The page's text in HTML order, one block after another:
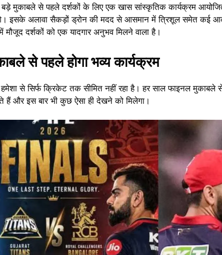
मुकाबले से पहले दर्शकों के लिए एक खास सांस्कृतिक कार्यक्रम
इसके अलावा सैकड़ों ड्रोन की मदद से आसमान में त्रिशूल समेत कई
मौजूद दर्शकों को एक यादगार अनुभव मिलने वाला है।
से पहले होगा भव्य कार्यक्रम
से सिर्फ क्रिकेट तक सीमित नहीं रहा है। हर साल फाइनल मुकाबले
हैं और इस बार भी कुछ ऐसा ही देखने को मिलेगा।